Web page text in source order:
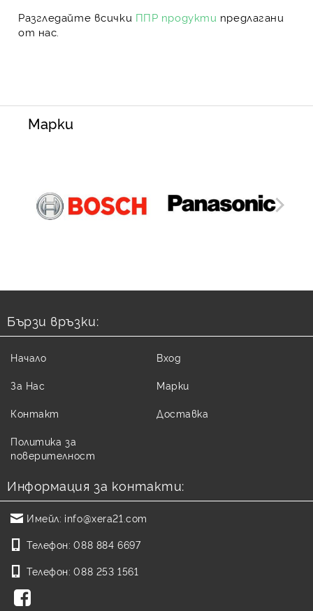
Разгледайте всички ППР продукти предлагани
от нас.
Марки
Бързи връзки:
Начало
За Нас
Контакт
Политика за
поверителност
Вход
Марки
Доставка
Информация за контакти:
Имейл: info@xera21.com
Телефон: 088 884 6697
Телефон: 088 253 1561